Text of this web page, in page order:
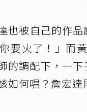
也被自己的作
要火了！」而
的調配下，一
如何唱？詹宏達